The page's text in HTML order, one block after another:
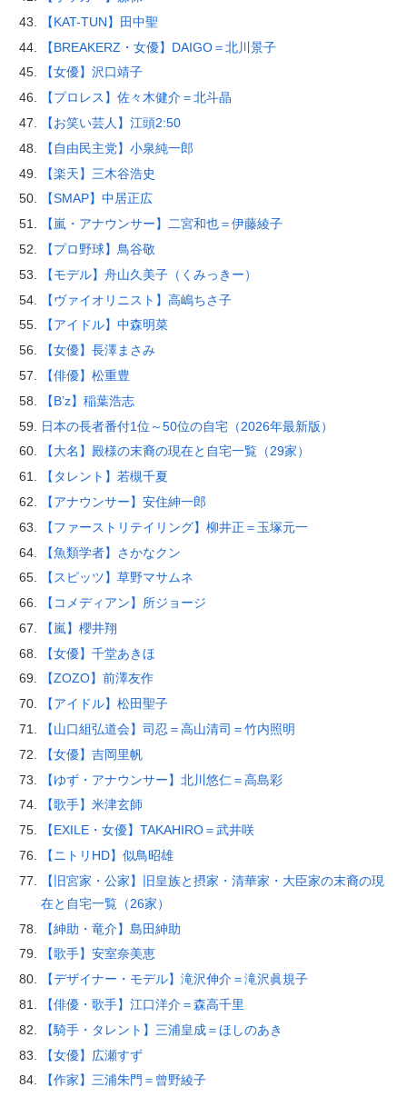
【KAT-TUN】田中聖
【BREAKERZ・女優】DAIGO＝北川景子
【女優】沢口靖子
【プロレス】佐々木健介＝北斗晶
【お笑い芸人】江頭2:50
【自由民主党】小泉純一郎
【楽天】三木谷浩史
【SMAP】中居正広
【嵐・アナウンサー】二宮和也＝伊藤綾子
【プロ野球】鳥谷敬
【モデル】舟山久美子（くみっきー）
【ヴァイオリニスト】高嶋ちさ子
【アイドル】中森明菜
【女優】長澤まさみ
【俳優】松重豊
【B’z】稲葉浩志
日本の長者番付1位～50位の自宅（2026年最新版）
【大名】殿様の末裔の現在と自宅一覧（29家）
【タレント】若槻千夏
【アナウンサー】安住紳一郎
【ファーストリテイリング】柳井正＝玉塚元一
【魚類学者】さかなクン
【スピッツ】草野マサムネ
【コメディアン】所ジョージ
【嵐】櫻井翔
【女優】千堂あきほ
【ZOZO】前澤友作
【アイドル】松田聖子
【山口組弘道会】司忍＝高山清司＝竹内照明
【女優】吉岡里帆
【ゆず・アナウンサー】北川悠仁＝高島彩
【歌手】米津玄師
【EXILE・女優】TAKAHIRO＝武井咲
【ニトリHD】似鳥昭雄
【旧宮家・公家】旧皇族と摂家・清華家・大臣家の末裔の現
在と自宅一覧（26家）
【紳助・竜介】島田紳助
【歌手】安室奈美恵
【デザイナー・モデル】滝沢伸介＝滝沢眞規子
【俳優・歌手】江口洋介＝森高千里
【騎手・タレント】三浦皇成＝ほしのあき
【女優】広瀬すず
【作家】三浦朱門＝曾野綾子